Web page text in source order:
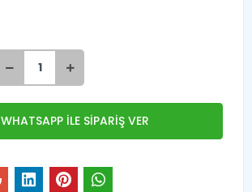
WHATSAPP İLE SİPARİŞ VER